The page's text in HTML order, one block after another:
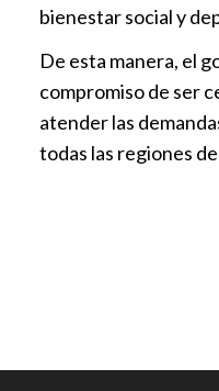
bienestar social y
De esta manera, el
compromiso de ser
atender las
todas las regiones